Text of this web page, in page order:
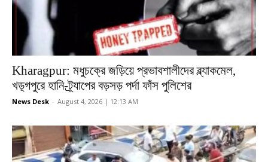
Kharagpur: মধুচক্রে জড়িয়ে প্রভাবশালীদের ব্ল্যাকমেল,
খড়্গপুরে হানি-ট্র্যাপের বড়সড় পর্দা ফাঁস পুলিশের
News Desk - August 4, 2026 | 12:13 AM